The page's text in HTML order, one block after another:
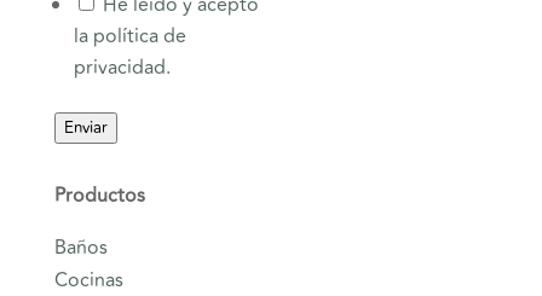
la política de
privacidad.
Enviar
Productos
Baños
Cocinas